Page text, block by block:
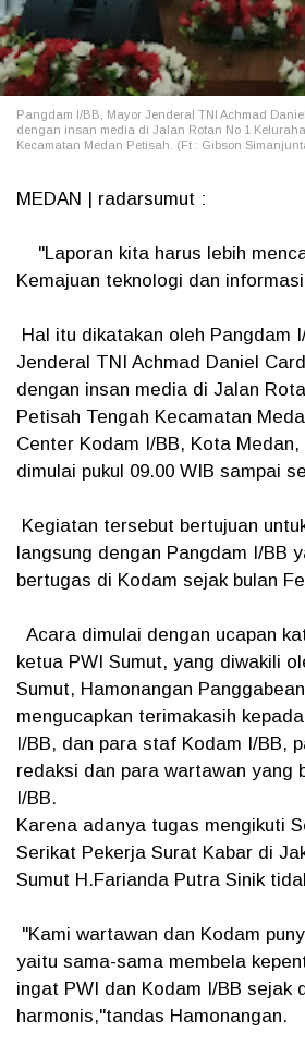
Pangdam I/BB, Mayor Jenderal TNI Achmad
dengan insan media di Jalan Rotan No 1
Kecamatan Medan Petisah. (Ft : Gibson
MEDAN | radarsumut :
"Laporan kita harus lebih
Kemajuan teknologi dan
Hal itu dikatakan oleh Pangdam
Jenderal TNI Achmad Daniel
dengan insan media di Jalan
Petisah Tengah Kecamatan
Center Kodam I/BB, Kota Medan,
dimulai pukul 09.00 WIB sampai
Kegiatan tersebut bertujuan
langsung dengan Pangdam I/BB
bertugas di Kodam sejak bulan
Acara dimulai dengan ucapan
ketua PWI Sumut, yang diwakili
Sumut, Hamonangan
mengucapkan terimakasih
I/BB, dan para staf Kodam I/BB,
redaksi dan para wartawan yang
I/BB.
Karena adanya tugas mengikuti
Serikat Pekerja Surat Kabar di
Sumut H.Farianda Putra Sinik
"Kami wartawan dan Kodam
yaitu sama-sama membela
ingat PWI dan Kodam I/BB sejak
harmonis,"tandas Hamonangan.